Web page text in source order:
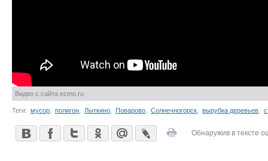
Видео с сайта ecmo.ru
Теги: мусор полигон Лыткино Поварово Солнечногорск вырубка деревьев
Обнаружив в тексте